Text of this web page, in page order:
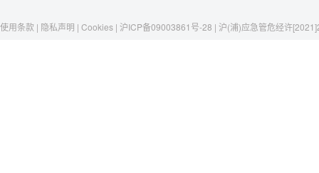
使用条款 | 隐私声明 | Cookies | 沪ICP备09003861号-28 | 沪(浦)应急管危经许